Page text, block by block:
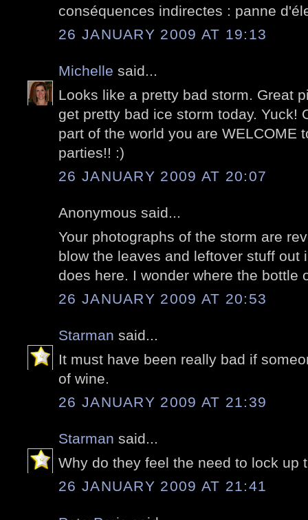
conséquences indirectes : panne
26 JANUARY 2009 AT 19:13
Michelle said...
Looks like a pretty bad storm. Great
get pretty bad ice storm today. Yuck!
part of the world you are WELCOME
parties!! :)
26 JANUARY 2009 AT 20:07
Anonymous said...
Your photographs of the storm are
blow the leaves and leftover stuff out
does here. I wonder where the bottle
26 JANUARY 2009 AT 20:53
Starman said...
It must have been really bad if
of wine.
26 JANUARY 2009 AT 21:39
Starman said...
Why do they feel the need to lock up
26 JANUARY 2009 AT 21:41